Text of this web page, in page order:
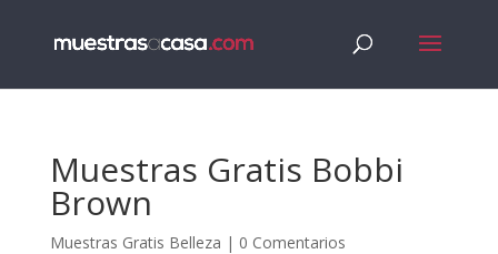
Muestras Gratis Bobbi
Brown
Muestras Gratis Belleza | 0 Comentarios